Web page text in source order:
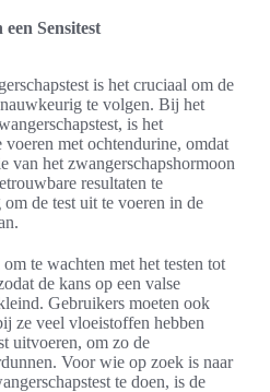
Sensitest
is het cruciaal om de
te volgen. Bij het
is het
voeren met ochtendurine, omdat
van het zwangerschapshormoon
resultaten te
de test uit te voeren in de
te wachten met het testen tot
de kans op een valse
Gebruikers moeten ook
ze veel vloeistoffen hebben
uitvoeren, om zo de
Voor wie op zoek is naar
te doen, is de